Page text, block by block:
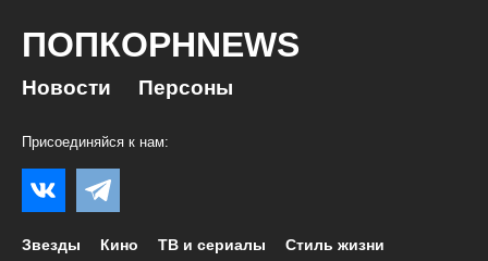
ПОПКОРНNEWS
Новости Персоны
Присоединяйся к нам:
Звезды Кино ТВ и сериалы
Стиль жизни